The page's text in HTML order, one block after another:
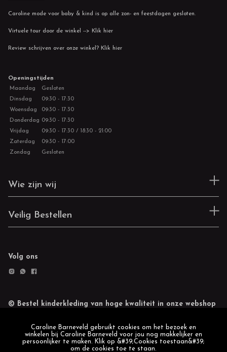
Caroline mode voor baby & kind is op alle zon- en feestdagen gesloten.
Virtuele tour door de winkel --> Klik hier
Review schrijven over onze winkel? Klik hier
Openingstijden
Maandag
Gesloten
Dinsdag
09:30 - 17:30
Woensdag
09:30 - 17:30
Donderdag 09:30 - 17:30
Vrijdag
09:30 - 17:30 / 18:30 - 21:00
Zaterdag
09:30 - 17:00
Zondag
Gesloten
Wie zijn wij
Veilig Bestellen
Volg ons
© Bestel kinderkleding van hoge kwaliteit in onze webshop
Caroline Barneveld gebruikt cookies om het bezoek en
winkelen bij Caroline Barneveld voor jou nog makkelijker en
persoonlijker te maken. Klik op &#39;Cookies toestaan&#39;
om de cookies toe te staan.